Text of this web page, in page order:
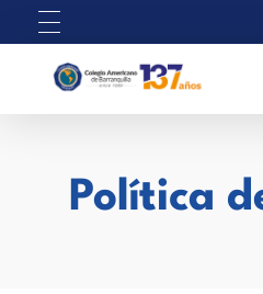
C
olegio Americano de Barranquilla
Política